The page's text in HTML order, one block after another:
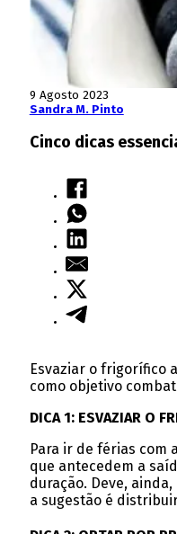
9 Agosto 2023
Sandra M. Pinto
Cinco dicas
Esvaziar o frigorífico
como objetivo
DICA 1: ESVAZIAR O
Para ir de férias com
que antecedem a
duração. Deve,
a sugestão é